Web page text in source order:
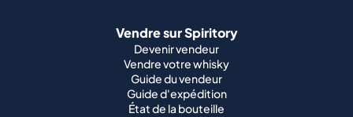
Vendre sur Spiritory
Devenir vendeur
Vendre votre whisky
Guide du vendeur
Guide d'expédition
État de la bouteille